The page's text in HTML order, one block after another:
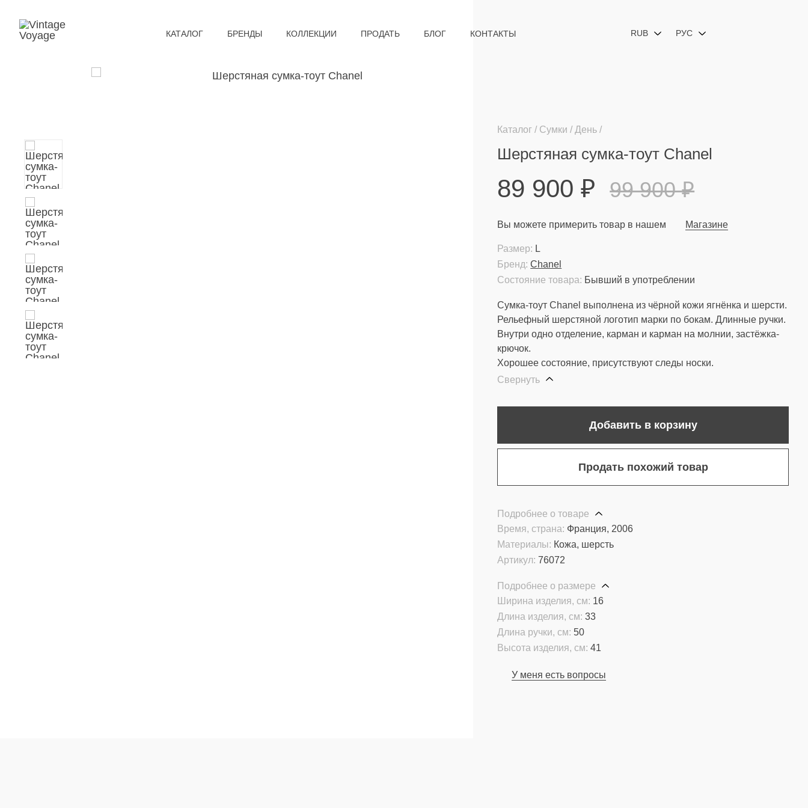
КАТАЛОГ БРЕНДЫ КОЛЛЕКЦИИ ПРОДАТЬ БЛОГ КОНТАКТЫ RUB РУС
Каталог Сумки День
Шерстяная сумка-тоут Chanel
89 900₽ 99 900₽
Вы можете примерить товар в нашем Магазине
Состояние товара: Бывший в употреблении
Бренд: Chanel
Размер: L
Сумка-тоут Chanel выполнена из чёрной кожи ягнёнка и шерсти.
Рельефный шерстяной логотип марки по бокам. Длинные ручки.
Внутри одно отделение, карман и карман на молнии, застёжка-
крючок.
Хорошее состояние, присутствуют следы носки.
Свернуть
Добавить в корзину
Продать похожий товар
Подробнее о товаре
Материалы: Кожа, шерсть
Время, страна: Франция, 2006
Артикул: 76072
Подробнее о размере
Высота изделия, см: 41
Длина ручки, см: 50
Длина изделия, см: 33
Ширина изделия, см: 16
У меня есть вопросы